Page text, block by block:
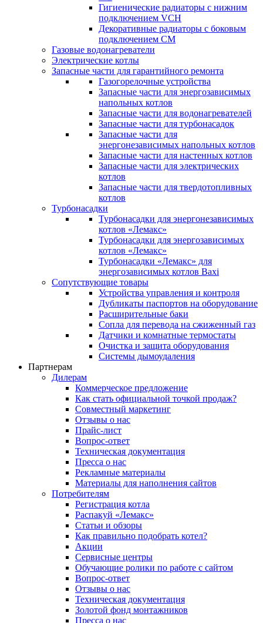
Гигиенические радиаторы c нижним
подключением VCH
Декоративные радиаторы с боковым
подключением CM
Газовые водонагреватели
Электрические котлы
Запасные части для гарантийного ремонта
Газогорелочные устройства
Запасные части для энергозависимых
напольных котлов
Запасные части для водонагревателей
Запасные части для турбонасадок
Запасные части для
энергонезависимых напольных котлов
Запасные части для настенных котлов
Запасные части для электрических
котлов
Запасные части для твердотопливных
котлов
Турбонасадки
Турбонасадки для энергонезависимых
котлов «Лемакс»
Турбонасадки для энергозависимых
котлов «Лемакс»
Турбонасадки «Лемакс» для
энергозависимых котлов Baxi
Сопутствующие товары
Устройства управления и контроля
Дубликаты паспортов на оборудование
Расширительные баки
Сопла для перевода на сжиженный газ
Датчики и комнатные термостаты
Очистка и защита оборудования
Системы дымоудаления
Партнерам
Дилерам
Коммерческое предложение
Как стать официальной точкой продаж?
Совместный маркетинг
Отзывы о нас
Прайс-лист
Вопрос-ответ
Техническая документация
Пресса о нас
Рекламные материалы
Материалы для наполнения сайтов
Потребителям
Регистрация котла
Распакуй «Лемакс»
Статьи и обзоры
Как правильно подобрать котел?
Акции
Сервисные центры
Обучающие ролики по работе с сайтом
Вопрос-ответ
Отзывы о нас
Техническая документация
Золотой фонд монтажников
Пресса о нас